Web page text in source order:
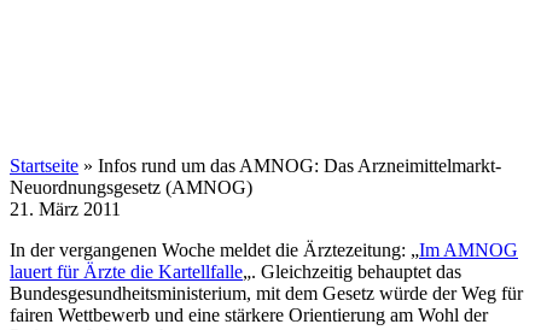
Startseite » Infos rund um das AMNOG: Das Arzneimittelmarkt-
Neuordnungsgesetz (AMNOG)
21. März 2011
In der vergangenen Woche meldet die Ärztezeitung: „Im AMNOG
lauert für Ärzte die Kartellfalle„. Gleichzeitig behauptet das
Bundesgesundheitsministerium, mit dem Gesetz würde der Weg für
fairen Wettbewerb und eine stärkere Orientierung am Wohl der